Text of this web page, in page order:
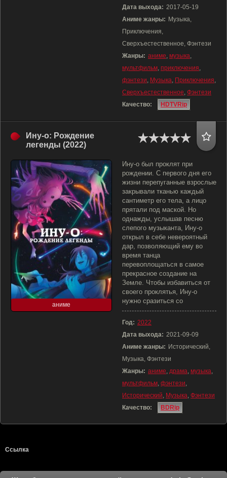
Дата выхода: 2017-05-19
Аниме жанры: Музыка,
Приключения,
Сверхъестественное, Фэнтези
Жанры: аниме, музыка,
мультфильм, приключения,
фэнтези, Музыка, Приключения,
Сверхъестественное, Фэнтези
Качество:
HDTVRip
Ину-о: Рождение
легенды (2022)
аниме
Ину-о был проклят при
рождении. С первого дня его
жизни перепуганные взрослые
закрывали тканью каждый
сантиметр его тела, а лицо
прятали под маской. Но
однажды, услышав песню
слепого музыканта, Ину-о
открыл в себе невероятный
дар, позволяющий ему во
время танца
перевоплощаться в самое
прекрасное создание на
Земле. Чтобы избавиться от
своего проклятья, Ину-о
нужно сразиться со
Год: 2022
Дата выхода: 2021-09-09
Аниме жанры: Исторический,
Музыка, Фэнтези
Жанры: аниме, драма, музыка,
мультфильм, фэнтези,
Исторический, Музыка, Фэнтези
Качество:
BDRip
Ссылка